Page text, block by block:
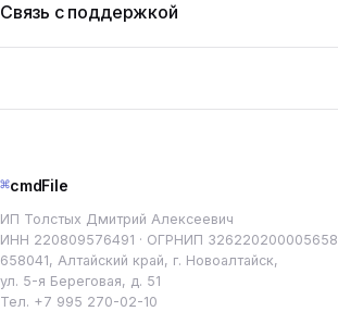
Связь с поддержкой
⌘cmdFile
ИП Толстых Дмитрий Алексеевич
ИНН 220809576491 · ОГРНИП 326220200005658
658041, Алтайский край, г. Новоалтайск,
ул. 5-я Береговая, д. 51
Тел. +7 995 270-02-10